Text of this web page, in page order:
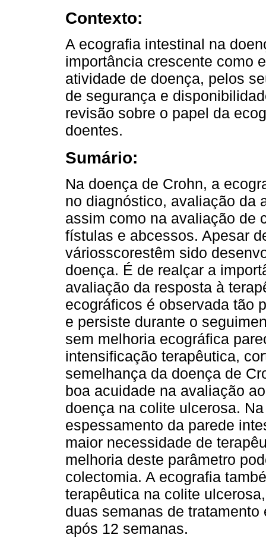
Contexto:
A ecografia intestinal na
importância crescente como
atividade de doença, pelos
de segurança e
revisão sobre o papel da
doentes.
Sumário:
Na doença de Crohn, a
no diagnóstico, avaliação da
assim como na avaliação de
fístulas e abcessos. Apesar
váriosscorestêm sido
doença. É de realçar a
avaliação da resposta à
ecográficos é observada tão
e persiste durante o
sem melhoria ecográfica
intensificação terapêutica,
semelhança da doença de
boa acuidade na avaliação
doença na colite ulcerosa.
espessamento da parede
maior necessidade de
melhoria deste parâmetro
colectomia. A ecografia
terapêutica na colite
duas semanas de
após 12 semanas.